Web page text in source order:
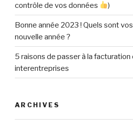
contrôle de vos données
)
Bonne année 2023 ! Quels sont
nouvelle année ?
5 raisons de passer à la
interentreprises
ARCHIVES